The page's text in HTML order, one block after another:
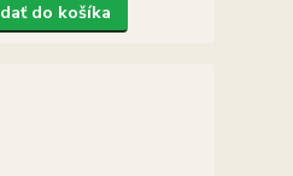
do košíka